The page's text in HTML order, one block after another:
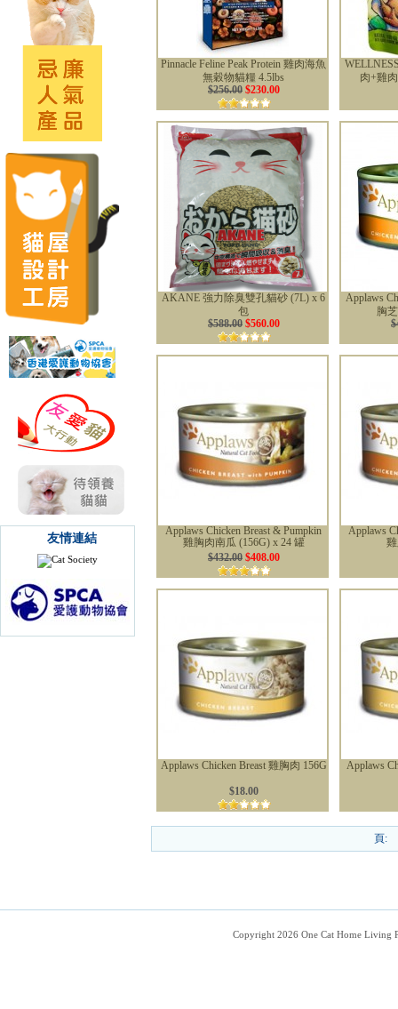
友情連結
Pinnacle Feline Peak Protein 雞肉海魚
無穀物貓糧 4.5lbs
$256.00 $230.00
肉+雞
AKANE 強力除臭雙孔貓砂 (7L) x 6
包
$588.00 $560.00
Applaws
胸
Applaws Chicken Breast & Pumpkin
雞胸肉南瓜 (156G) x 24 罐
$432.00 $408.00
Applaws
Applaws Chicken Breast 雞胸肉 156G
$18.00
Applaws
頁:
Copyright 2026 One Cat Home Living